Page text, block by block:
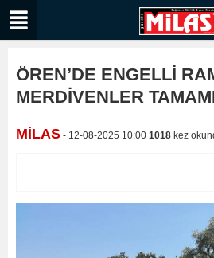
ÖREN’DE ENGELLİ
MERDİVENLER
MİLAS - 12-08-2025 10:00 1018 kez